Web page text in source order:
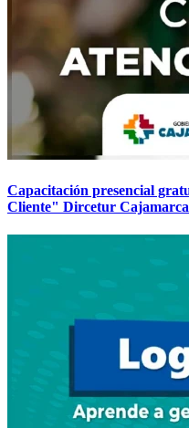
Capacitación presencial
Cliente" Dircetur Cajamarca